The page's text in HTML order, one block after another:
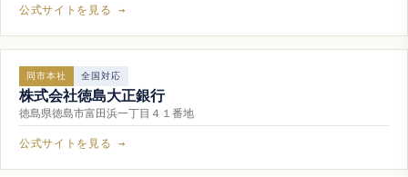
公式サイトを見る →
同市本社 全国対応
株式会社徳島大正銀行
徳島県徳島市富田浜一丁目４１番地
公式サイトを見る →